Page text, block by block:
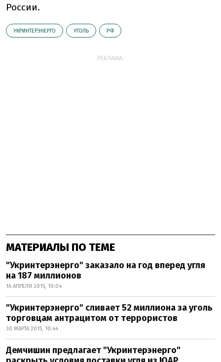
России.
УКРИНТЕРЭНЕРГО УГОЛЬ РФ
РЕКЛАМА:
МАТЕРИАЛЫ ПО ТЕМЕ
"Укринтерэнерго" заказало на год вперед угля
на 187 миллионов
16 АПРЕЛЯ 2015, 10:04
"Укринтерэнерго" сливает 52 миллиона за уголь
торговцам антрацитом от террористов
30 МАРТА 2015, 10:44
Демчишин предлагает "Укринтерэнерго"